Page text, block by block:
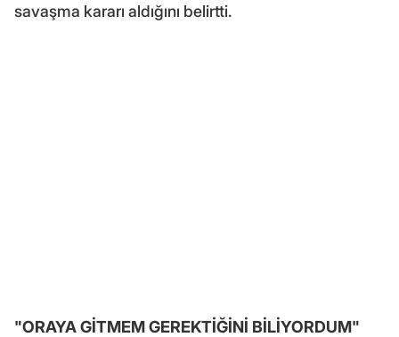
savaşma kararı aldığını belirtti.
"ORAYA GİTMEM GEREKTİĞİNİ BİLİYORDUM"